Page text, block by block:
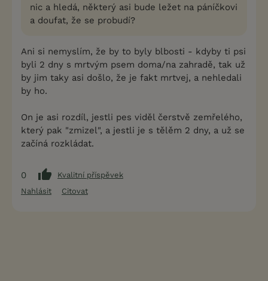
nic a hledá, některý asi bude ležet na páníčkovi
a doufat, že se probudí?
Ani si nemyslím, že by to byly blbosti - kdyby ti psi
byli 2 dny s mrtvým psem doma/na zahradě, tak už
by jim taky asi došlo, že je fakt mrtvej, a nehledali
by ho.
On je asi rozdíl, jestli pes viděl čerstvě zemřelého,
který pak "zmizel", a jestli je s tělěm 2 dny, a už se
začíná rozkládat.
0
Kvalitní příspěvek
Nahlásit
Citovat